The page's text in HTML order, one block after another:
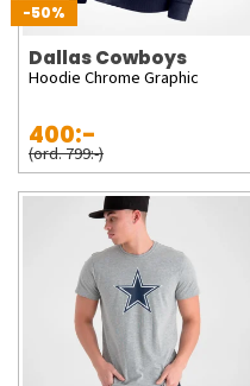
-50%
Dallas Cowboys
Hoodie Chrome Graphic
400:-
(ord. 799:-)